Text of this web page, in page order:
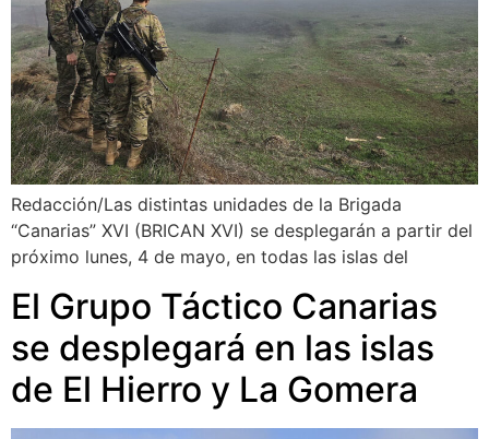
Redacción/Las distintas unidades de la Brigada
“Canarias” XVI (BRICAN XVI) se desplegarán a partir del
próximo lunes, 4 de mayo, en todas las islas del
El Grupo Táctico Canarias
se desplegará en las islas
de El Hierro y La Gomera